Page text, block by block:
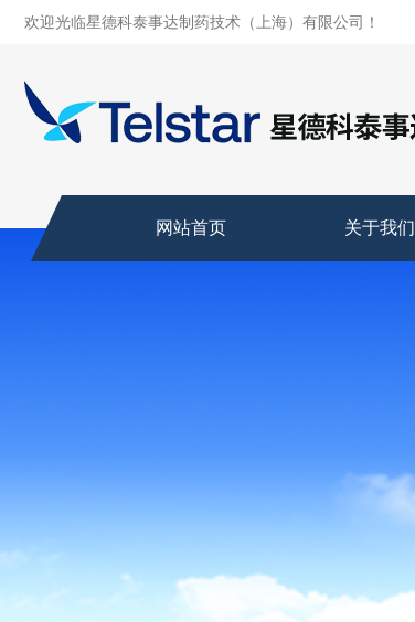
欢迎光临星德科泰事达制药技术（上海）有限公司！
网站首页 关于我们